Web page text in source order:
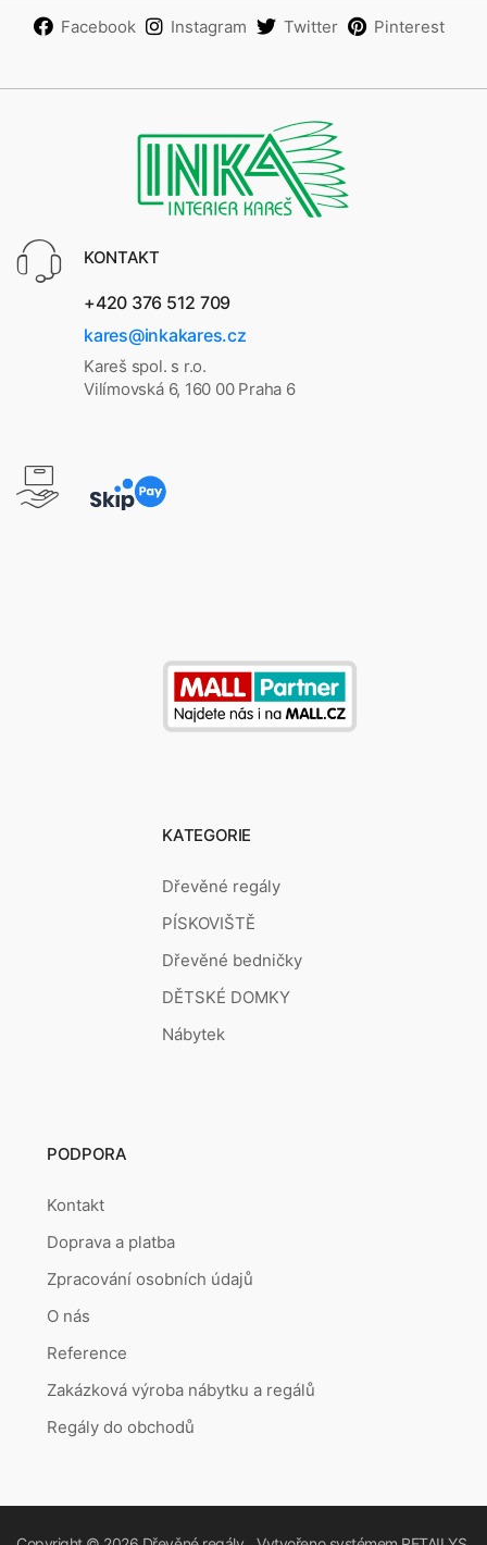
Facebook Instagram Twitter Pinterest
KONTAKT
+420 376 512 709
kares@inkakares.cz
Kareš spol. s r.o.
Vilímovská 6, 160 00 Praha 6
KATEGORIE
Dřevěné regály
PÍSKOVIŠTĚ
Dřevěné bedničky
DĚTSKÉ DOMKY
Nábytek
PODPORA
Kontakt
Doprava a platba
Zpracování osobních údajů
O nás
Reference
Zakázková výroba nábytku a regálů
Regály do obchodů